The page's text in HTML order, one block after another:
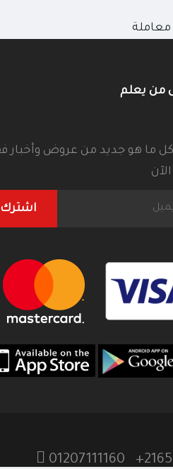
من يعلم
ما هو جديد من عروض وأخبار
اشترك
01207111160